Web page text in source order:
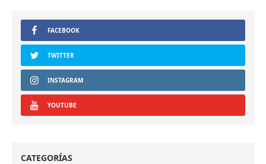
FACEBOOK
TWITTER
INSTAGRAM
YOUTUBE
CATEGORÍAS